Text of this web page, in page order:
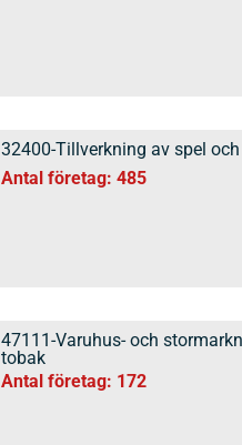
32400-Tillverkning av spel
Antal företag: 485
47111-Varuhus- och
tobak
Antal företag: 172